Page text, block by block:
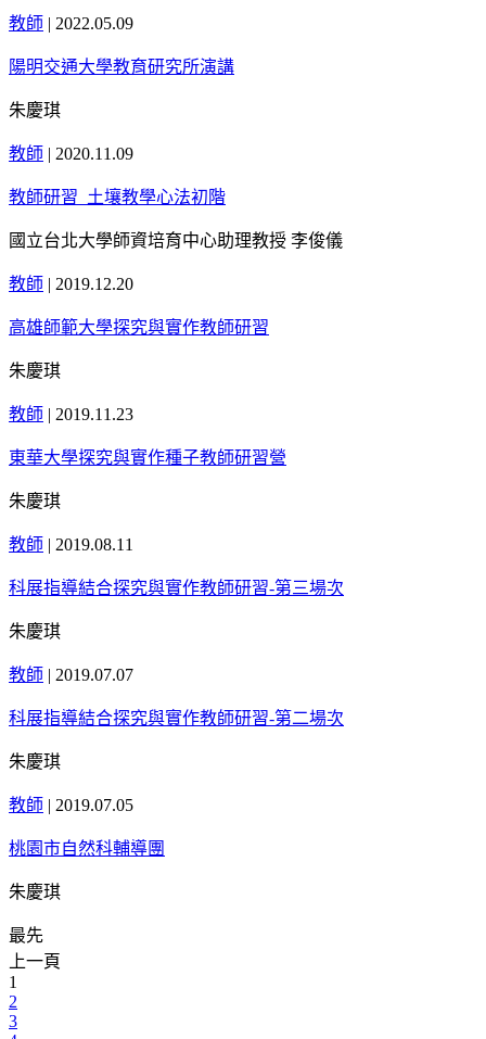
教師 | 2022.05.09
陽明交通大學教育研究所演講
朱慶琪
教師 | 2020.11.09
教師研習_土壤教學心法初階
國立台北大學師資培育中心助理教授 李俊儀
教師 | 2019.12.20
高雄師範大學探究與實作教師研習
朱慶琪
教師 | 2019.11.23
東華大學探究與實作種子教師研習營
朱慶琪
教師 | 2019.08.11
科展指導結合探究與實作教師研習-第三場次
朱慶琪
教師 | 2019.07.07
科展指導結合探究與實作教師研習-第二場次
朱慶琪
教師 | 2019.07.05
桃園市自然科輔導團
朱慶琪
最先
上一頁
1
2
3